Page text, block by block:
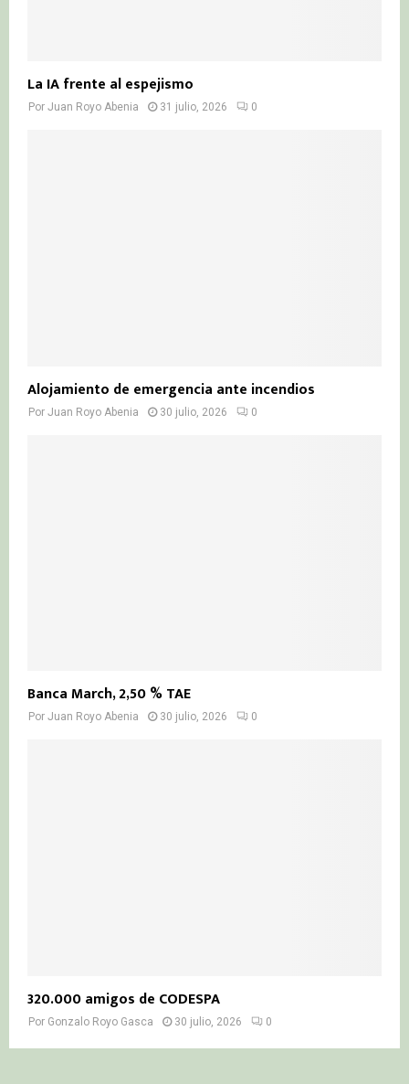
La IA frente al espejismo
Por Juan Royo Abenia 31 julio, 2026 0
Alojamiento de emergencia ante incendios
Por Juan Royo Abenia 30 julio, 2026 0
Banca March, 2,50 % TAE
Por Juan Royo Abenia 30 julio, 2026 0
320.000 amigos de CODESPA
Por Gonzalo Royo Gasca 30 julio, 2026 0